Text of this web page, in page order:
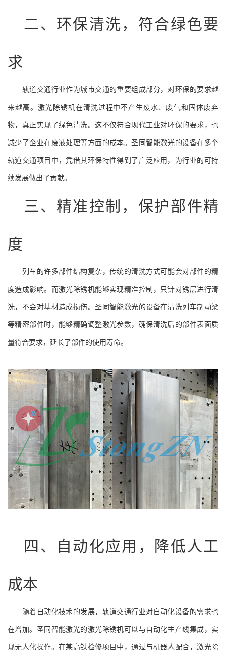
二、环保清洗，符合绿色要
求
轨道交通行业作为城市交通的重要组成部分，对环保的要求越
来越高。激光除锈机在清洗过程中不产生废水、废气和固体废弃
物，真正实现了绿色清洗。这不仅符合现代工业对环保的要求，也
减少了企业在废液处理等方面的成本。圣同智能激光的设备在多个
轨道交通项目中，凭借其环保特性得到了广泛应用，为行业的可持
续发展做出了贡献。
三、精准控制，保护部件精
度
列车的许多部件结构复杂，传统的清洗方式可能会对部件的精
度造成影响。而激光除锈机能够实现精准控制，只针对锈层进行清
洗，不会对基材造成损伤。圣同智能激光的设备在清洗列车制动梁
等精密部件时，能够精确调整激光参数，确保清洗后的部件表面质
量符合要求，延长了部件的使用寿命。
四、自动化应用，降低人工
成本
随着自动化技术的发展，轨道交通行业对自动化设备的需求也
在增加。圣同智能激光的激光除锈机可以与自动化生产线集成，实
现无人化操作。在某高铁检修项目中，通过与机器人配合，激光除